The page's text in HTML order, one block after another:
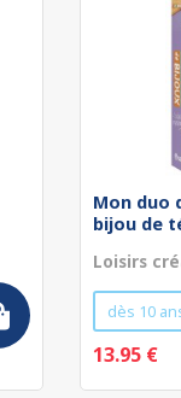
Mon duo
bijou de
Loisirs
dès 10
13.95 €